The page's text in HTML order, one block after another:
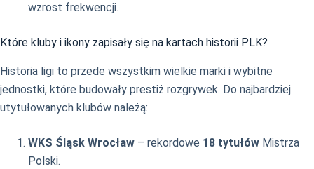
wzrost frekwencji.
Które kluby i ikony zapisały się na kartach historii PLK?
Historia ligi to przede wszystkim wielkie marki i wybitne
jednostki, które budowały prestiż rozgrywek. Do najbardziej
utytułowanych klubów należą:
WKS Śląsk Wrocław – rekordowe 18 tytułów Mistrza
Polski.